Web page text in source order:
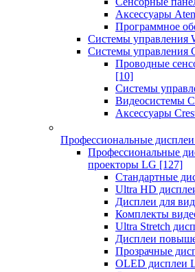
Аксессуары Aten
Программное
Системы управления
Системы управления
Проводные
[10]
Системы
Видеосистемы
Аксессуары
Профессиональные дисплеи
Профессиональные
проекторы LG [127]
Стандартные
Ultra HD
Дисплеи для
Комплекты
Ultra Stretch
Дисплеи
Прозрачные
OLED дисплеи